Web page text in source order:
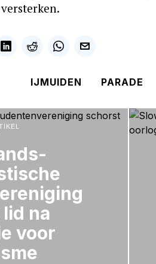
IJMUIDEN PARADE
na
voor